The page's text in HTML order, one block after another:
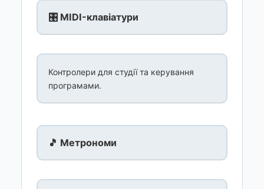
🎛️ MIDI-клавіатури
Контролери для студії та керування
програмами.
🎵 Метрономи